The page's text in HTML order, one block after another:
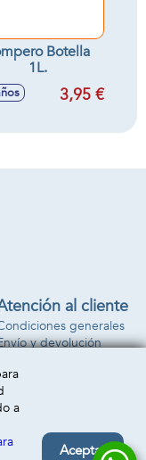
Botella
1L.
3,95 €
al cliente
generales
y devolución
a
Aceptar